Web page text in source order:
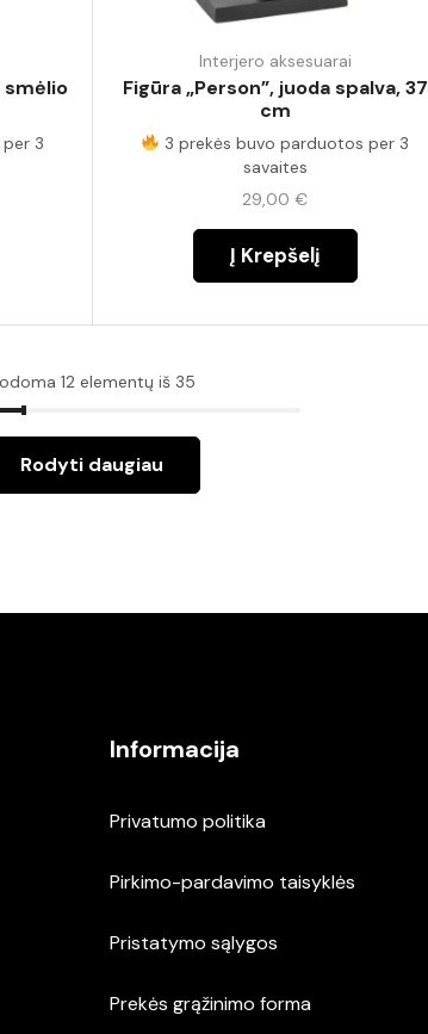
smėlio
3
Interjero aksesuarai
Figūra „Person”, juoda spalva, 37
cm
3 prekės buvo parduotos per 3
savaites
29,00€
Į Krepšelį
12 elementų iš 35
Rodyti daugiau
Informacija
Privatumo politika
Pirkimo-pardavimo taisyklės
Pristatymo sąlygos
Prekės grąžinimo forma